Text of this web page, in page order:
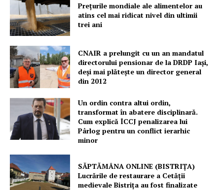
Prețurile mondiale ale alimentelor au
atins cel mai ridicat nivel din ultimii
trei ani
CNAIR a prelungit cu un an mandatul
directorului pensionar de la DRDP Iași,
deși mai plătește un director general
din 2012
Un ordin contra altui ordin,
transformat în abatere disciplinară.
Cum explică ÎCCJ penalizarea lui
Pârlog pentru un conflict ierarhic
minor
SĂPTĂMÂNA ONLINE (BISTRIȚA)
Lucrările de restaurare a Cetăţii
medievale Bistriţa au fost finalizate